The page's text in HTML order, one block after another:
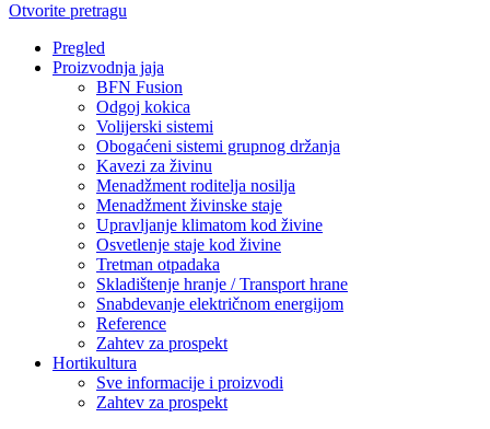
Otvorite pretragu
Pregled
Proizvodnja jaja
BFN Fusion
Odgoj kokica
Volijerski sistemi
Obogaćeni sistemi grupnog držanja
Kavezi za živinu
Menadžment roditelja nosilja
Menadžment živinske staje
Upravljanje klimatom kod živine
Osvetlenje staje kod živine
Tretman otpadaka
Skladištenje hranje / Transport hrane
Snabdevanje električnom energijom
Reference
Zahtev za prospekt
Hortikultura
Sve informacije i proizvodi
Zahtev za prospekt